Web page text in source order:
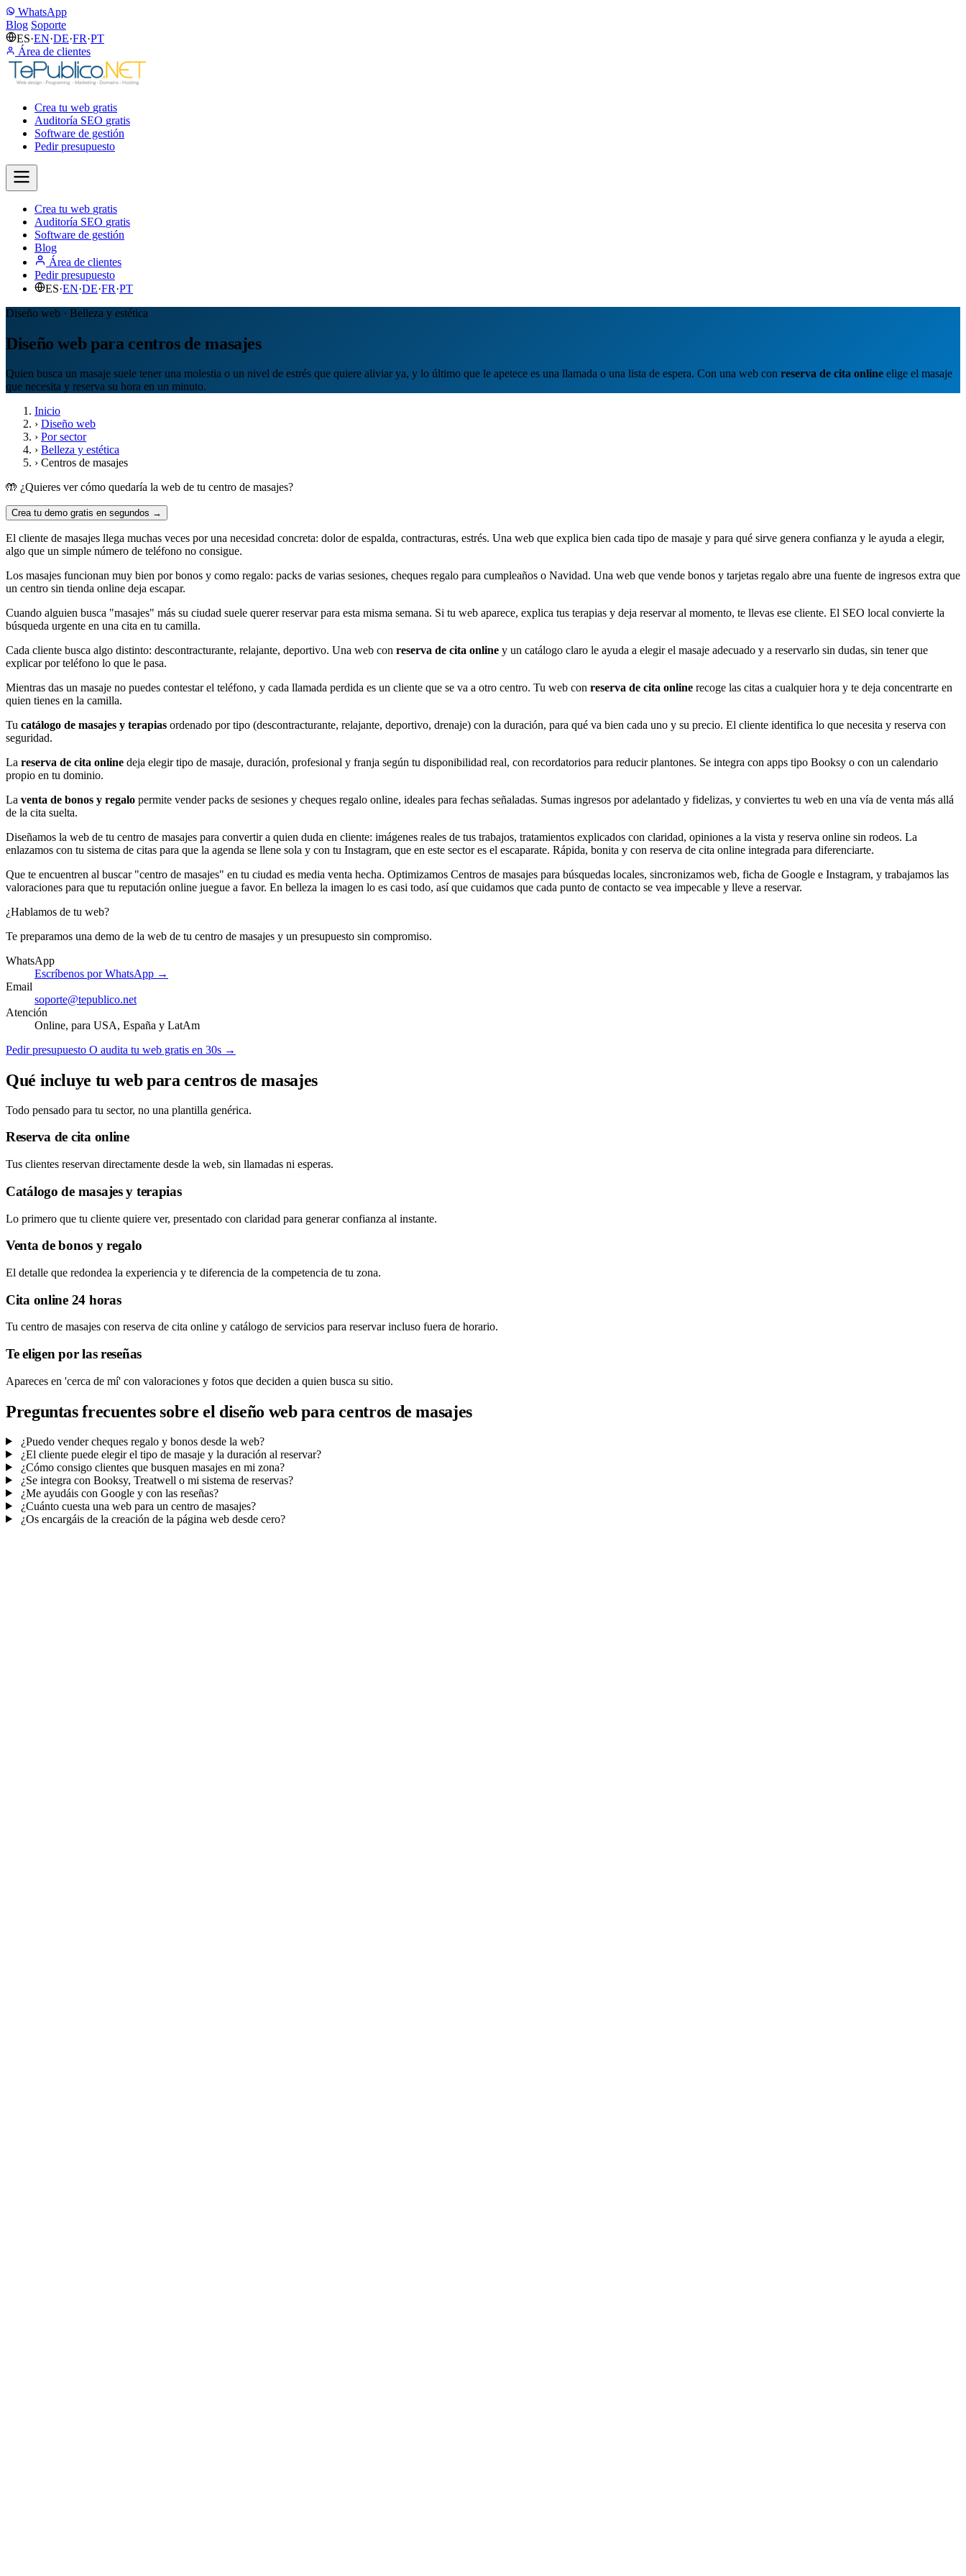
WhatsApp
Blog Soporte
ES·EN·DE·FR·PT
Área de clientes
Crea tu web gratis
Auditoría SEO gratis
Software de gestión
Pedir presupuesto
Crea tu web gratis
Auditoría SEO gratis
Software de gestión
Blog
Área de clientes
Pedir presupuesto
ES·EN·DE·FR·PT
Diseño web · Belleza y estética
Diseño web para centros de masajes
Quien busca un masaje suele tener una molestia o un nivel de estrés que quiere aliviar ya, y lo último que le apetece es una llamada o una lista de espera. Con una web con reserva de cita online elige el masaje
que necesita y reserva su hora en un minuto.
Inicio
› Diseño web
› Por sector
› Belleza y estética
› Centros de masajes
🤲 ¿Quieres ver cómo quedaría la web de tu centro de masajes?
Crea tu demo gratis en segundos →
El cliente de masajes llega muchas veces por una necesidad concreta: dolor de espalda, contracturas, estrés. Una web que explica bien cada tipo de masaje y para qué sirve genera confianza y le ayuda a elegir,
algo que un simple número de teléfono no consigue.
Los masajes funcionan muy bien por bonos y como regalo: packs de varias sesiones, cheques regalo para cumpleaños o Navidad. Una web que vende bonos y tarjetas regalo abre una fuente de ingresos extra que
un centro sin tienda online deja escapar.
Cuando alguien busca "masajes" más su ciudad suele querer reservar para esta misma semana. Si tu web aparece, explica tus terapias y deja reservar al momento, te llevas ese cliente. El SEO local convierte la
búsqueda urgente en una cita en tu camilla.
Cada cliente busca algo distinto: descontracturante, relajante, deportivo. Una web con reserva de cita online y un catálogo claro le ayuda a elegir el masaje adecuado y a reservarlo sin dudas, sin tener que
explicar por teléfono lo que le pasa.
Mientras das un masaje no puedes contestar el teléfono, y cada llamada perdida es un cliente que se va a otro centro. Tu web con reserva de cita online recoge las citas a cualquier hora y te deja concentrarte en
quien tienes en la camilla.
Tu catálogo de masajes y terapias ordenado por tipo (descontracturante, relajante, deportivo, drenaje) con la duración, para qué va bien cada uno y su precio. El cliente identifica lo que necesita y reserva con
seguridad.
La reserva de cita online deja elegir tipo de masaje, duración, profesional y franja según tu disponibilidad real, con recordatorios para reducir plantones. Se integra con apps tipo Booksy o con un calendario
propio en tu dominio.
La venta de bonos y regalo permite vender packs de sesiones y cheques regalo online, ideales para fechas señaladas. Sumas ingresos por adelantado y fidelizas, y conviertes tu web en una vía de venta más allá
de la cita suelta.
Diseñamos la web de tu centro de masajes para convertir a quien duda en cliente: imágenes reales de tus trabajos, tratamientos explicados con claridad, opiniones a la vista y reserva online sin rodeos. La
enlazamos con tu sistema de citas para que la agenda se llene sola y con tu Instagram, que en este sector es el escaparate. Rápida, bonita y con reserva de cita online integrada para diferenciarte.
Que te encuentren al buscar "centro de masajes" en tu ciudad es media venta hecha. Optimizamos Centros de masajes para búsquedas locales, sincronizamos web, ficha de Google e Instagram, y trabajamos las
valoraciones para que tu reputación online juegue a favor. En belleza la imagen lo es casi todo, así que cuidamos que cada punto de contacto se vea impecable y lleve a reservar.
¿Hablamos de tu web?
Te preparamos una demo de la web de tu centro de masajes y un presupuesto sin compromiso.
WhatsApp
Escríbenos por WhatsApp →
Email
soporte@tepublico.net
Atención
Online, para USA, España y LatAm
Pedir presupuesto O audita tu web gratis en 30s →
Qué incluye tu web para centros de masajes
Todo pensado para tu sector, no una plantilla genérica.
Reserva de cita online
Tus clientes reservan directamente desde la web, sin llamadas ni esperas.
Catálogo de masajes y terapias
Lo primero que tu cliente quiere ver, presentado con claridad para generar confianza al instante.
Venta de bonos y regalo
El detalle que redondea la experiencia y te diferencia de la competencia de tu zona.
Cita online 24 horas
Tu centro de masajes con reserva de cita online y catálogo de servicios para reservar incluso fuera de horario.
Te eligen por las reseñas
Apareces en 'cerca de mí' con valoraciones y fotos que deciden a quien busca su sitio.
Preguntas frecuentes sobre el diseño web para centros de masajes
¿Puedo vender cheques regalo y bonos desde la web?
¿El cliente puede elegir el tipo de masaje y la duración al reservar?
¿Cómo consigo clientes que busquen masajes en mi zona?
¿Se integra con Booksy, Treatwell o mi sistema de reservas?
¿Me ayudáis con Google y con las reseñas?
¿Cuánto cuesta una web para un centro de masajes?
¿Os encargáis de la creación de la página web desde cero?